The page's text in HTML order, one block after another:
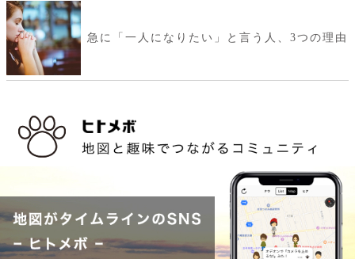
急に「一人になりたい」と言う人、3つの理由